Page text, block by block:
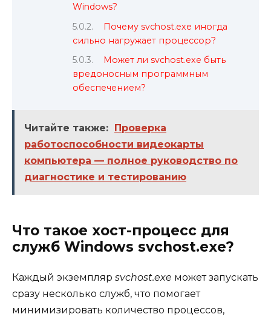
Windows?
Почему svchost.exe иногда
сильно нагружает процессор?
Может ли svchost.exe быть
вредоносным программным
обеспечением?
Читайте также:
Проверка
работоспособности видеокарты
компьютера — полное руководство по
диагностике и тестированию
Что такое хост-процесс для
служб Windows svchost.exe?
Каждый экземпляр svchost.exe может запускать
сразу несколько служб, что помогает
минимизировать количество процессов,